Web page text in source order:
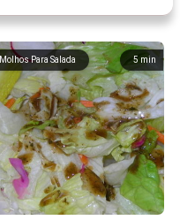
5 min
Molhos Para Salada